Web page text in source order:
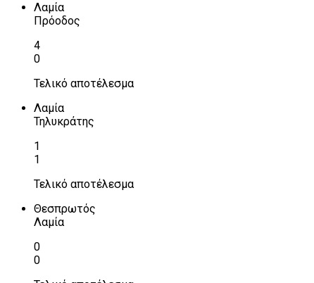
Λαμία
Πρόοδος
4
0
Τελικό αποτέλεσμα
Λαμία
Τηλυκράτης
1
1
Τελικό αποτέλεσμα
Θεσπρωτός
Λαμία
0
0